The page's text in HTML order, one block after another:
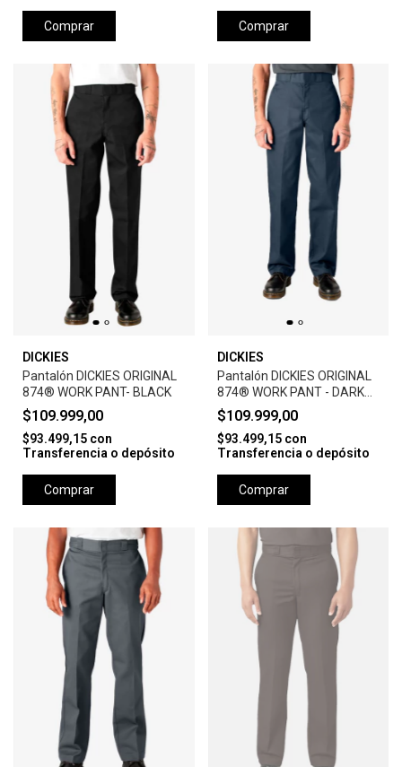
Comprar Comprar
DICKIES
Pantalón DICKIES ORIGINAL
874® WORK PANT- BLACK
$109.999,00
$93.499,15 con
Transferencia o depósito
Comprar
DICKIES
Pantalón DICKIES ORIGINAL
874® WORK PANT - DARK
NAVY
$109.999,00
$93.499,15 con
Transferencia o depósito
Comprar